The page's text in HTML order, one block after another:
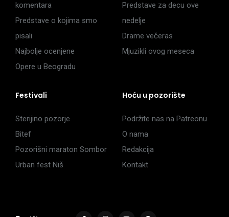
komentara
Predstave o kojima smo
pisali
Najbolje ocenjene
Opere u Beogradu
Predstave za decu ove
nedelje
Drame večeras
Mjuzikli ovog meseca
Festivali
Sterijino pozorje
Bitef
Pozorišni maraton Sombor
Urban fest Niš
Hoću u pozorište
Podržite nas na Patreonu
O nama
Redakcija
Kontakt